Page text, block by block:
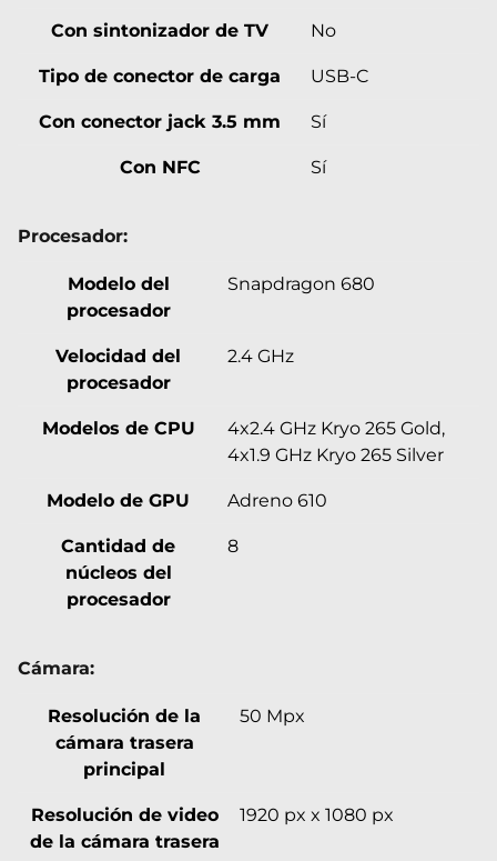
Con sintonizador de TV No
Tipo de conector de carga USB-C
Con conector jack 3.5 mm Sí
Con NFC Sí
Procesador:
Modelo del
procesador
Snapdragon 680
Velocidad del
procesador
2.4 GHz
Modelos de CPU
4x2.4 GHz Kryo 265 Gold,
4x1.9 GHz Kryo 265 Silver
Modelo de GPU Adreno 610
Cantidad de
núcleos del
procesador
8
Cámara:
Resolución de la
cámara trasera
principal
50 Mpx
Resolución de video
de la cámara trasera
1920 px x 1080 px